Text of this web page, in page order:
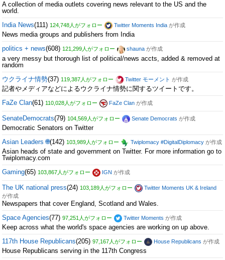
A collection of media outlets covering news relevant to the US and the
world.
India News(111)124,748人がフォロー Twitter Moments India が作成
News media groups and publishers from India
politics + news(608)121,299人がフォロー shauna が作成
a very messy but thorough list of political/news accts, added & removed at
random
ウクライナ情勢(37) 119,387人がフォロー Twitter モーメント が作成
記者やメディアなどによるウクライナ情勢に関するツイートです。
FaZe Clan(61) 110,028人がフォロー FaZe Clan が作成
SenateDemocrats(79) 104,569人がフォロー Senate Democrats が作成
Democratic Senators on Twitter
Asian Leaders 🌐(142) 103,989人がフォロー Twiplomacy #DigitalDiplomacy が作成
Asian heads of state and government on Twitter. For more information go to
Twiplomacy.com
Gaming(65) 103,867人がフォロー IGN が作成
The UK national press(24)103,189人がフォロー
Twitter Moments UK & Ireland
が作成
Newspapers that cover England, Scotland and Wales.
Space Agencies(77)97,251人がフォロー Twitter Moments が作成
Keep across what the world's space agencies are working on up above.
117th House Republicans(205)97,167人がフォロー House Republicans が作成
House Republicans serving in the 117th Congress